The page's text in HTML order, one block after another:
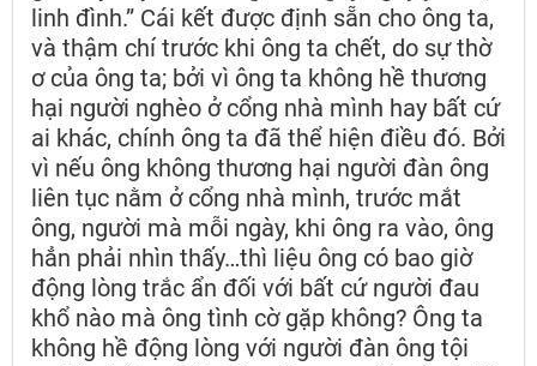
linh đình.” Cái kết được định sẵn cho ông ta,
và thậm chí trước khi ông ta chết, do sự thờ
ơ của ông ta; bởi vì ông ta không hề thương
hại người nghèo ở cổng nhà mình hay bất cứ
ai khác, chính ông ta đã thể hiện điều đó. Bởi
vì nếu ông không thương hại người đàn ông
liên tục nằm ở cổng nhà mình, trước mắt
ông, người mà mỗi ngày, khi ông ra vào, ông
hẳn phải nhìn thấy…thì liệu ông có bao giờ
động lòng trắc ẩn đối với bất cứ người đau
khổ nào mà ông tình cờ gặp không? Ông ta
không hề động lòng với người đàn ông tội